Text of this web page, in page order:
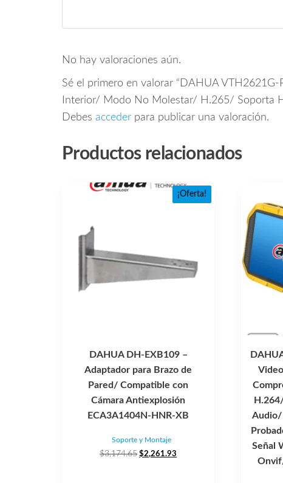
No hay valoraciones aún.
Sé el primero en valorar “DAHUA
Interior/ Modo No Molestar/ H.265/ Soporta
Debes acceder para publicar una valoración.
Productos relacionados
¡Oferta!
DAHUA DH-EXB109 –
Adaptador para Brazo de
Pared/ Compatible con
Cámara Antiexplosión
ECA3A1404N-HNR-XB
Soporte y Montaje
$3,174.65 El
$2,261.93
Señal